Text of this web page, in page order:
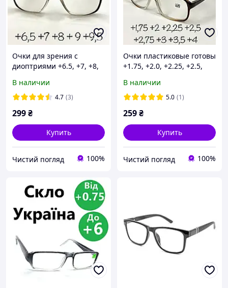
Очки для зрения с
диоптриями +6.5, +7, +8,
В наличии
4.7 (3)
299₴
Купить
Чистий погляд 100%
Очки пластиковые готовы
+1.75, +2.0, +2.25, +2.5,
В наличии
5.0 (1)
259₴
Купить
Чистий погляд 100%